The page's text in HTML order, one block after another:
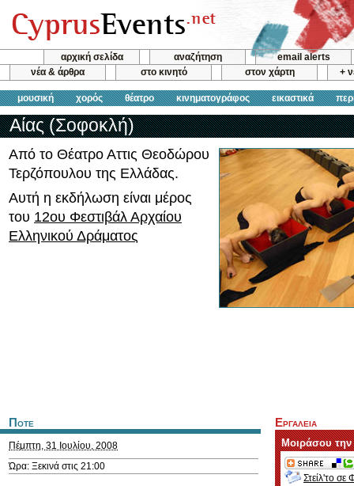
αρχική σελίδα αναζήτηση
email alerts
νέα & άρθρα
στο κινητό στον χάρτη +
μουσική χορός θέατρο κινηματογράφος εικαστικά
Αίας (Σοφοκλή)
Από το Θέατρο Αττις Θεοδώρου
Τερζόπουλου της Ελλάδας.
Αυτή η εκδήλωση είναι μέρος
του 12ου Φεστιβάλ Αρχαίου
Ελληνικού Δράματος
Ποτε
Πέμπτη, 31 Ιουλίου, 2008
Ώρα: Ξεκινά στις 21:00
Εργαλεια
Μοιράσου
Στείλ'το σε